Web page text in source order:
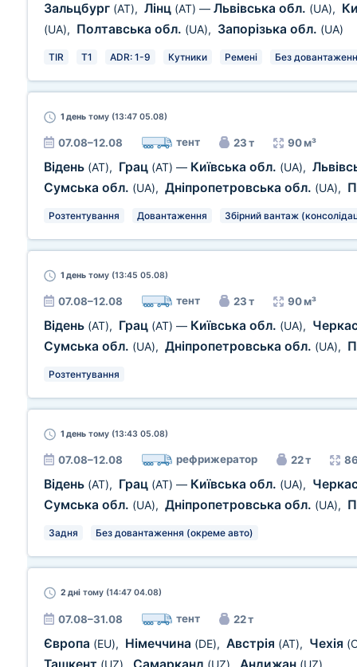
Зальцбург (AT), Лінц (AT) — Львівська обл. (UA),
(UA), Полтавська обл. (UA), Запорізька обл. (UA)
TIR T1 ADR: 1-9 Кутники Ремені Без
1 день тому (13:47 05.08)
07.08–12.08 тент 23 т 90 м³
Відень (AT), Грац (AT) — Київська обл. (UA),
Сумська обл. (UA), Дніпропетровська обл. (UA),
Розтентування Довантаження Збірний вантаж
1 день тому (13:45 05.08)
07.08–12.08 тент 23 т 90 м³
Відень (AT), Грац (AT) — Київська обл. (UA),
Сумська обл. (UA), Дніпропетровська обл. (UA),
Розтентування
1 день тому (13:43 05.08)
07.08–12.08 рефрижератор 22 т
Відень (AT), Грац (AT) — Київська обл. (UA),
Сумська обл. (UA), Дніпропетровська обл. (UA),
Задня Без довантаження (окреме авто)
2 дні тому (14:47 04.08)
07.08–31.08 тент 22 т
Європа (EU), Німеччина (DE), Австрія (AT), Чехія
(UZ) (UZ) (UZ)